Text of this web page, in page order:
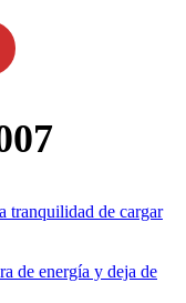
tranquilidad de cargar
de energía y deja de